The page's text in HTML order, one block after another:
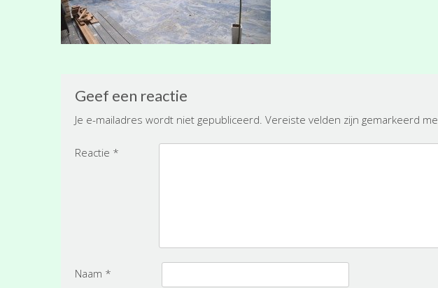
Geef een reactie
Je e-mailadres wordt niet gepubliceerd. Vereiste velden zijn gemarkeerd
Reactie *
Naam *